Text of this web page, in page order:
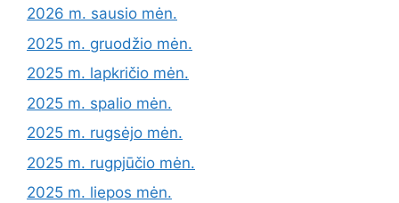
2026 m. sausio mėn.
2025 m. gruodžio mėn.
2025 m. lapkričio mėn.
2025 m. spalio mėn.
2025 m. rugsėjo mėn.
2025 m. rugpjūčio mėn.
2025 m. liepos mėn.